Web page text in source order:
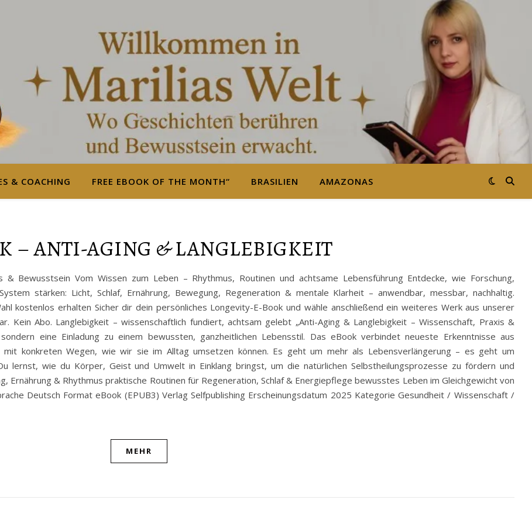
& COACHING FREE EBOOK OF THE MONTH“ BRASILIEN AMAZONAS
– ANTI-AGING & LANGLEBIGKEIT
Bewusstsein Vom Wissen zum Leben – Rhythmus, Routinen und achtsame Lebensführung Entdecke, wie Forschung,
stärken: Licht, Schlaf, Ernährung, Bewegung, Regeneration & mentale Klarheit – anwendbar, messbar, nachhaltig.
kostenlos erhalten Sicher dir dein persönliches Longevity-E-Book und wähle anschließend ein weiteres Werk aus unserer
Kein Abo. Langlebigkeit – wissenschaftlich fundiert, achtsam gelebt „Anti-Aging & Langlebigkeit – Wissenschaft, Praxis &
eine Einladung zu einem bewussten, ganzheitlichen Lebensstil. Das eBook verbindet neueste Erkenntnisse aus
mit konkreten Wegen, wie wir sie im Alltag umsetzen können. Es geht um mehr als Lebensverlängerung – es geht um
lernst, wie du Körper, Geist und Umwelt in Einklang bringst, um die natürlichen Selbstheilungsprozesse zu fördern und
Ernährung & Rhythmus praktische Routinen für Regeneration, Schlaf & Energiepflege bewusstes Leben im Gleichgewicht von
Deutsch Format eBook (EPUB3) Verlag Selfpublishing Erscheinungsdatum 2025 Kategorie Gesundheit / Wissenschaft /
MEHR